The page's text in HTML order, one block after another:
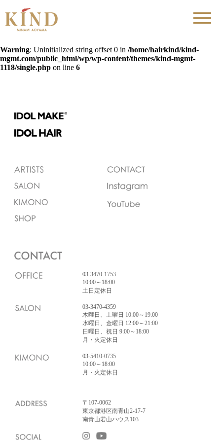
Warning: Uninitialized string offset 0 in /home/hairkind/kind-
mgmt.com/public_html/wp/wp-content/themes/kind-mgmt-
1118/single.php on line 6
03-3470-1753
10:00～18:00
土日定休日
03-3470-4359
木曜日、土曜日 10:00～19:00
水曜日、金曜日 12:00～21:00
日曜日、祝日 9:00～18:00
月・火定休日
03-5410-0735
10:00～18:00
月・火定休日
〒107-0062
東京都港区南青山2-17-7
南青山若山ハウス103